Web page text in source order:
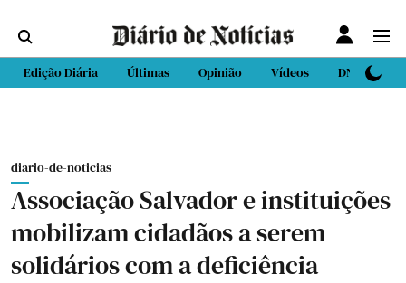
Edição Diária Últimas Opinião Vídeos DN Sport
diario-de-noticias
Associação Salvador e instituições
mobilizam cidadãos a serem
solidários com a deficiência